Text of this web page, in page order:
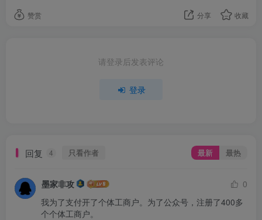
赞赏 分享 收藏
请登录后发表评论
登录
回复 4 只看作者 最新 最热
墨家非攻
0
我为了支付开了个体工商户。为了公众号，注册了400多
个个体工商户。